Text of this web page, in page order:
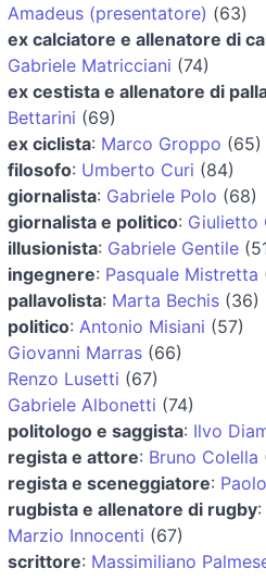
Amadeus (presentatore) (63)
ex calciatore e allenatore di
Gabriele Matricciani (74)
ex cestista e allenatore di
Bettarini (69)
ex ciclista: Marco Groppo (65)
filosofo: Umberto Curi (84)
giornalista: Gabriele Polo (68)
giornalista e politico: Giulietto
illusionista: Gabriele Gentile
ingegnere: Pasquale Mistretta
pallavolista: Marta Bechis (36)
politico: Antonio Misiani (57)
Giovanni Marras (66)
Renzo Lusetti (67)
Gabriele Albonetti (74)
politologo e saggista: Ilvo
regista e attore: Bruno Colella
regista e sceneggiatore:
rugbista e allenatore di rugby:
Marzio Innocenti (67)
scrittore: Massimiliano